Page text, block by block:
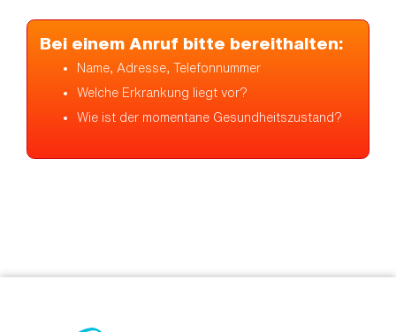
Bei einem Anruf bitte bereithalten:
Name, Adresse, Telefonnummer
Welche Erkrankung liegt vor?
Wie ist der momentane Gesundheitszustand?